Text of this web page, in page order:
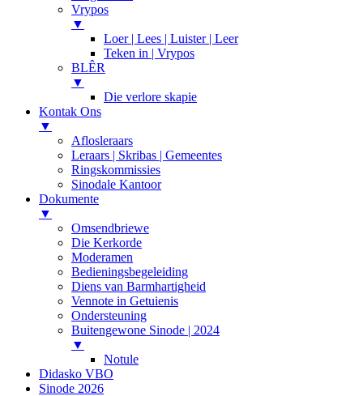
Vrypos
▼
Loer | Lees | Luister | Leer
Teken in | Vrypos
BLÊR
▼
Die verlore skapie
Kontak Ons
▼
Aflosleraars
Leraars | Skribas | Gemeentes
Ringskommissies
Sinodale Kantoor
Dokumente
▼
Omsendbriewe
Die Kerkorde
Moderamen
Bedieningsbegeleiding
Diens van Barmhartigheid
Vennote in Getuienis
Ondersteuning
Buitengewone Sinode | 2024
▼
Notule
Didasko VBO
Sinode 2026